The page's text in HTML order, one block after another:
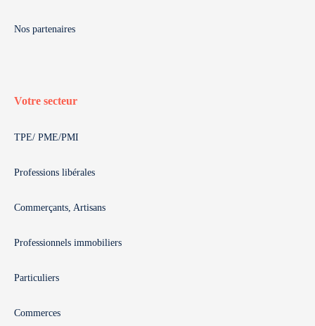
Nos partenaires
Votre secteur
TPE/ PME/PMI
Professions libérales
Commerçants, Artisans
Professionnels immobiliers
Particuliers
Commerces